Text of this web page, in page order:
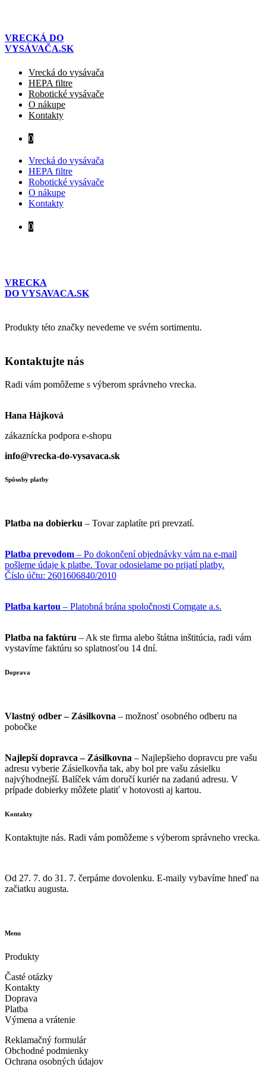
obsah
VRECKÁ DO
VYSÁVAČA.SK
Vrecká do vysávača
HEPA filtre
Robotické vysávače
O nákupe
Kontakty
0
Vrecká do vysávača
HEPA filtre
Robotické vysávače
O nákupe
Kontakty
0
VRECKA
DO VYSAVACA.SK
Produkty této značky nevedeme ve svém sortimentu.
Kontaktujte nás
Radi vám pomôžeme s výberom správneho vrecka.
Hana Hájková
zákaznícka podpora e-shopu
info@vrecka-do-vysavaca.sk
Spôsoby platby
Platba na dobierku – Tovar zaplatíte pri prevzatí.
Platba prevodom – Po dokončení objednávky vám na e-mail
pošleme údaje k platbe. Tovar odosielame po prijatí platby.
Číslo účtu: 2601606840/2010
Platba kartou – Platobná brána spoločnosti Comgate a.s.
Platba na faktúru – Ak ste firma alebo štátna inštitúcia, radi vám
vystavíme faktúru so splatnosťou 14 dní.
Doprava
Vlastný odber – Zásilkovna – možnosť osobného odberu na
pobočke
Najlepší dopravca – Zásilkovna – Najlepšieho dopravcu pre vašu
adresu vyberie Zásielkovňa tak, aby bol pre vašu zásielku
najvýhodnejší. Balíček vám doručí kuriér na zadanú adresu. V
prípade dobierky môžete platiť v hotovosti aj kartou.
Kontakty
Kontaktujte nás. Radi vám pomôžeme s výberom správneho vrecka.
Od 27. 7. do 31. 7. čerpáme dovolenku. E-maily vybavíme hneď na
začiatku augusta.
Menu
Produkty
Časté otázky
Kontakty
Doprava
Platba
Výmena a vrátenie
Reklamačný formulár
Obchodné podmienky
Ochrana osobných údajov